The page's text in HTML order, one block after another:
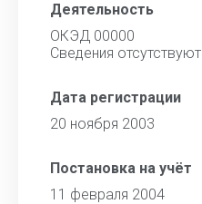
Деятельность
ОКЭД 00000
Cведения отсутствуют
Дата регистрации
20 ноября 2003
Постановка на учёт
11 февраля 2004